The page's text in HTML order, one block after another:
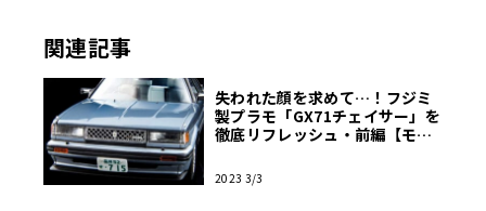
関連記事
失われた顔を求めて…！フジミ
製プラモ「GX71チェイサー」を
徹底リフレッシュ・前編【モデ
2023 3/3